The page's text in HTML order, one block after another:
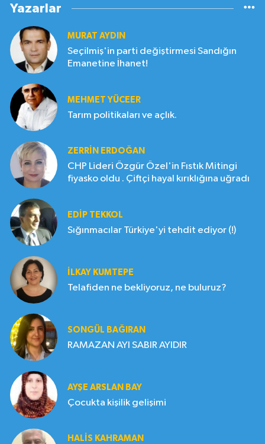
Yazarlar
MURAT AYDIN
Seçilmiş'in parti değiştirmesi Sandığın
Emanetine İhanet!
MEHMET YÜCEER
Tarım politikaları ve açlık.
ZERRIN ERDOĞAN
CHP Lideri Özgür Özel'in Fıstık Mitingi
fiyasko oldu . Çiftçi hayal kırıklığına uğradı
EDIP TEKKOL
Sığınmacılar Türkiye'yi tehdit ediyor (!)
İLKAY KUMTEPE
Telafiden ne bekliyoruz, ne buluruz?
SONGÜL BAĞIRAN
RAMAZAN AYI SABIR AYIDIR
AYŞE ARSLAN BAY
Çocukta kişilik gelişimi
HALIS KAHRAMAN